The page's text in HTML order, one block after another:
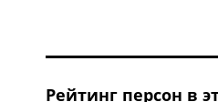
Рейтинг персон в